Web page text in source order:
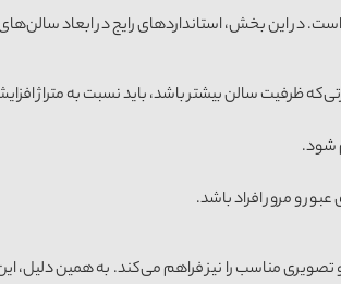
است. در این بخش، استانداردهای رایج در ابعاد
و مرور افراد باشد.
تصویری مناسب را نیز فراهم می‌کند. به همین